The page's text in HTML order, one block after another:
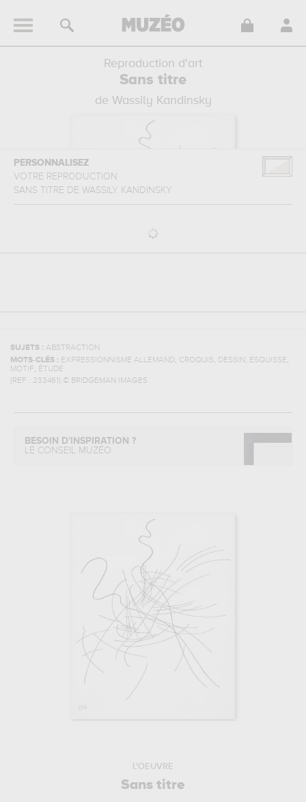
Reproduction d'art
Sans titre
de Wassily Kandinsky
PERSONNALISEZ
VOTRE REPRODUCTION
SANS TITRE DE WASSILY KANDINSKY
SUJETS : ABSTRACTION
MOTS-CLÉS : EXPRESSIONNISME ALLEMAND, CROQUIS, DESSIN , ESQUISSE,
MOTIF, ÉTUDE
(REF : 233461 ) © BRIDGEMAN IMAGES
BESOIN D'INSPIRATION ?
LE CONSEIL MUZÉO
L'OEUVRE
Sans titre